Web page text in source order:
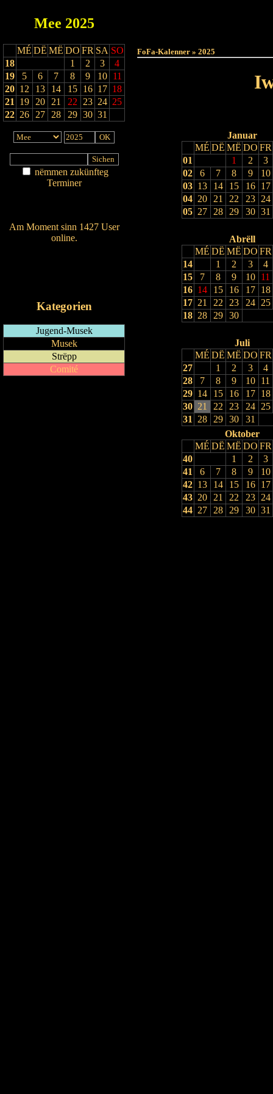
Mee 2025
MÉ DË MË DO FR SA SO
18
1 2 3
4
19
5 6 7 8 9 10
11
20 12 13 14 15 16 17 18
21
19 20 21 22 23 24 25
22 26 27 28 29 30 31
nëmmen zukünfteg
Terminer
Am Moment sinn 1427 User
online.
Kategorien
Jugend-Musek
Musek
Strëpp
Comité
FoFa-Kalenner » 2025
Januar
MÉ DË MË DO FR
01
1 2
3
02
6 7 8 9
10
03 13 14 15 16
17
04 20 21 22 23
24
05 27 28 29 30 31
Abrëll
MÉ DË MË DO FR
14
1 2 3
4
15
7 8 9 10
11
16 14 15 16 17
18
17 21 22 23 24
25
18 28 29 30
Juli
MÉ DË MË DO FR
27
1 2 3
4
28
7 8 9 10
11
29 14 15 16 17
18
30 21 22 23 24
25
31
28 29 30
31
Oktober
MÉ DË MË DO FR
40
1 2
3
41
6 7 8 9
10
42 13 14 15 16
17
43 20 21 22 23
24
44 27 28 29 30 31